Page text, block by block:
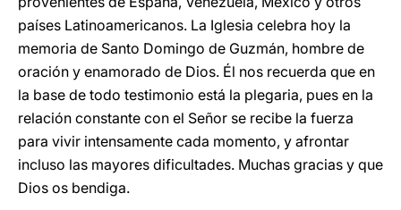
países Latinoamericanos. La Iglesia celebra hoy la
memoria de Santo Domingo de Guzmán, hombre de
oración y enamorado de Dios. Él nos recuerda que en
la base de todo testimonio está la plegaria, pues en la
relación constante con el Señor se recibe la fuerza
para vivir intensamente cada momento, y afrontar
incluso las mayores dificultades. Muchas gracias y que
Dios os bendiga.